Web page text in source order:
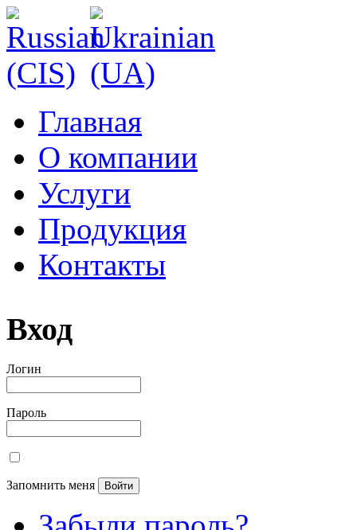
Главная
О компании
Услуги
Продукция
Контакты
Вход
Логин
Пароль
Запомнить меня